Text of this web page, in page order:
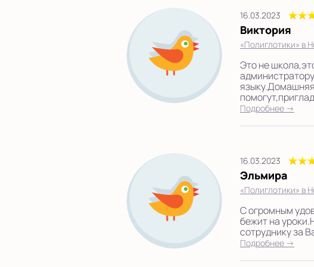
16.03.2023
Виктория
«Полиглотики» в
Это не
Подробнее →
16.03.2023
Эльмира
«Полиглотики» в
С огромным
бежит на
сотруднику за
Подробнее →